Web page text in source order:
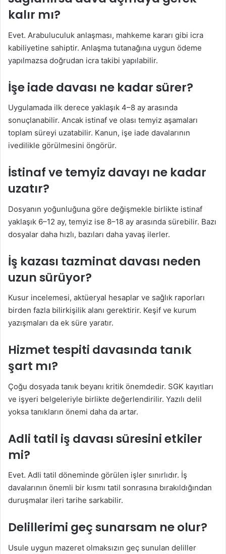
kalır mı?
Evet. Arabuluculuk anlaşması, mahkeme kararı gibi icra
kabiliyetine sahiptir. Anlaşma tutanağına uygun ödeme
yapılmazsa doğrudan icra takibi yapılabilir.
İşe iade davası ne kadar sürer?
Uygulamada ilk derece yaklaşık 4–8 ay arasında
sonuçlanabilir. Ancak istinaf ve olası temyiz aşamaları
toplam süreyi uzatabilir. Kanun, işe iade davalarının
ivedilikle görülmesini öngörür.
İstinaf ve temyiz davayı ne kadar
uzatır?
Dosyanın yoğunluğuna göre değişmekle birlikte istinaf
yaklaşık 6–12 ay, temyiz ise 8–18 ay arasında sürebilir. Bazı
dosyalar daha hızlı, bazıları daha yavaş ilerler.
İş kazası tazminat davası neden
uzun sürüyor?
Kusur incelemesi, aktüeryal hesaplar ve sağlık raporları
birden fazla bilirkişilik alanı gerektirir. Keşif ve kurum
yazışmaları da ek süre yaratır.
Hizmet tespiti davasında tanık
şart mı?
Çoğu dosyada tanık beyanı kritik önemdedir. SGK kayıtları
ve işyeri belgeleriyle birlikte değerlendirilir. Yazılı delil
yoksa tanıkların önemi daha da artar.
Adli tatil iş davası süresini etkiler
mi?
Evet. Adli tatil döneminde görülen işler sınırlıdır. İş
davalarının önemli bir kısmı tatil sonrasına bırakıldığından
duruşmalar ileri tarihe sarkabilir.
Delillerimi geç sunarsam ne olur?
Usule uygun mazeret olmaksızın geç sunulan deliller